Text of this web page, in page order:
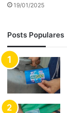
19/01/2025
Posts Populares